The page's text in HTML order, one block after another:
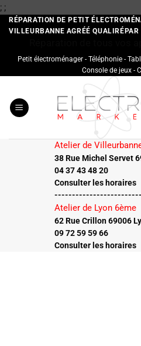
; ;Passer
au
contenu
RÉPARATION DE PETIT
VILLEURBANNE AGRÉÉ QUALIRÉPAR
Petit électroménager - Téléphonie -
Console de jeux -
Atelier de
38 Rue Michel Servet
04 37 43 48 20
Consulter les horaires
Atelier de Lyon 6ème
62 Rue Crillon 69006
09 72 59 59 66
Consulter les horaires